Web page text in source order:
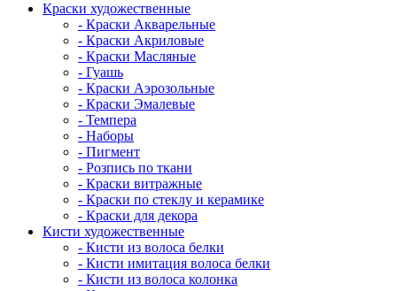
Краски художественные
- Краски Акварельные
- Краски Акриловые
- Краски Масляные
- Гуашь
- Краски Аэрозольные
- Краски Эмалевые
- Темпера
- Наборы
- Пигмент
- Розпись по ткани
- Краски витражные
- Краски по стеклу и керамике
- Краски для декора
Кисти художественные
- Кисти из волоса белки
- Кисти имитация волоса белки
- Кисти из волоса колонка